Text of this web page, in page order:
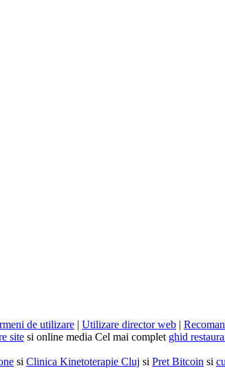
de utilizare | Utilizare director web |
site si online media Cel mai complet ghid
si Clinica Kinetoterapie Cluj si Pret Bitcoin si